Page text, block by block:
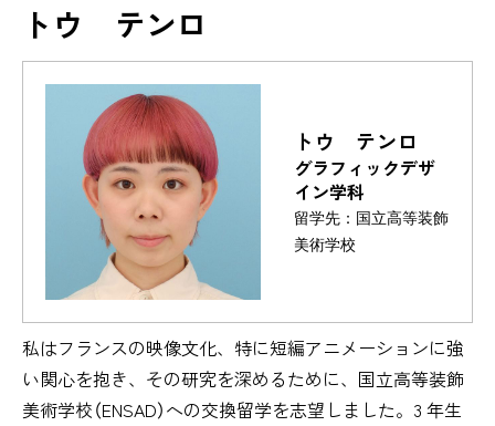
トウ テンロ
トウ テンロ
グラフィックデザ
イン学科
留学先：国立高等装飾
美術学校
私はフランスの映像文化、特に短編アニメーションに強
い関心を抱き、その研究を深めるために、国立高等装飾
美術学校（ENSAD）への交換留学を志望しました。3 年生